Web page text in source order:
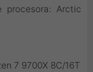
procesora: Arctic
7 9700X 8C/16T